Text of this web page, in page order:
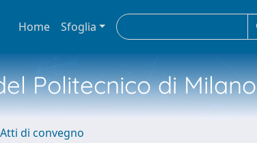
Home Sfoglia
Politecnico di Milano
di convegno